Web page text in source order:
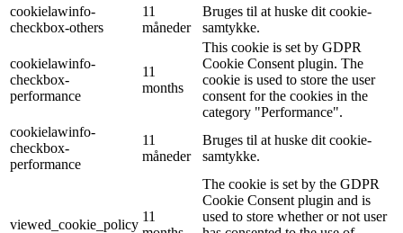
cookielawinfo-
checkbox-others
11
måneder
Bruges til at huske dit cookie-
samtykke.
cookielawinfo-
checkbox-
performance
11
months
This cookie is set by GDPR
Cookie Consent plugin. The
cookie is used to store the user
consent for the cookies in the
category "Performance".
cookielawinfo-
checkbox-
performance
11
måneder
Bruges til at huske dit cookie-
samtykke.
viewed_cookie_policy
11
The cookie is set by the GDPR
Cookie Consent plugin and is
used to store whether or not user